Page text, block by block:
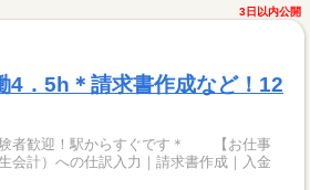
3日以内公開
4．5h＊請求書作成など！12
者歓迎！駅からすぐです＊ 【お仕事
会計）への仕訳入力｜請求書作成｜入金